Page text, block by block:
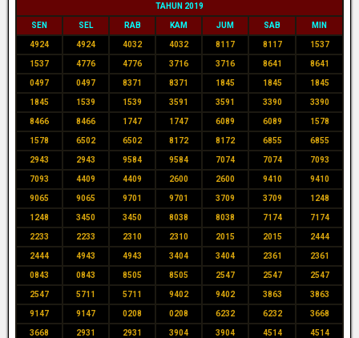
TAHUN 2019
SEN SEL RAB KAM JUM SAB MIN
4924 4924 4032 4032 8117 8117 1537
1537 4776 4776 3716 3716 8641 8641
0497 0497 8371 8371 1845 1845 1845
1845 1539 1539 3591 3591 3390 3390
8466 8466 1747 1747 6089 6089 1578
1578 6502 6502 8172 8172 6855 6855
2943 2943 9584 9584 7074 7074 7093
7093 4409 4409 2600 2600 9410 9410
9065 9065 9701 9701 3709 3709 1248
1248 3450 3450 8038 8038 7174 7174
2233 2233 2310 2310 2015 2015 2444
2444 4943 4943 3404 3404 2361 2361
0843 0843 8505 8505 2547 2547 2547
2547 5711 5711 9402 9402 3863 3863
9147 9147 0208 0208 6232 6232 3668
3668 2931 2931 3904 3904 4514 4514